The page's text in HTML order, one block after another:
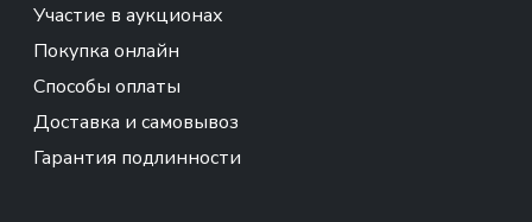
Участие в аукционах
Покупка онлайн
Способы оплаты
Доставка и самовывоз
Гарантия подлинности